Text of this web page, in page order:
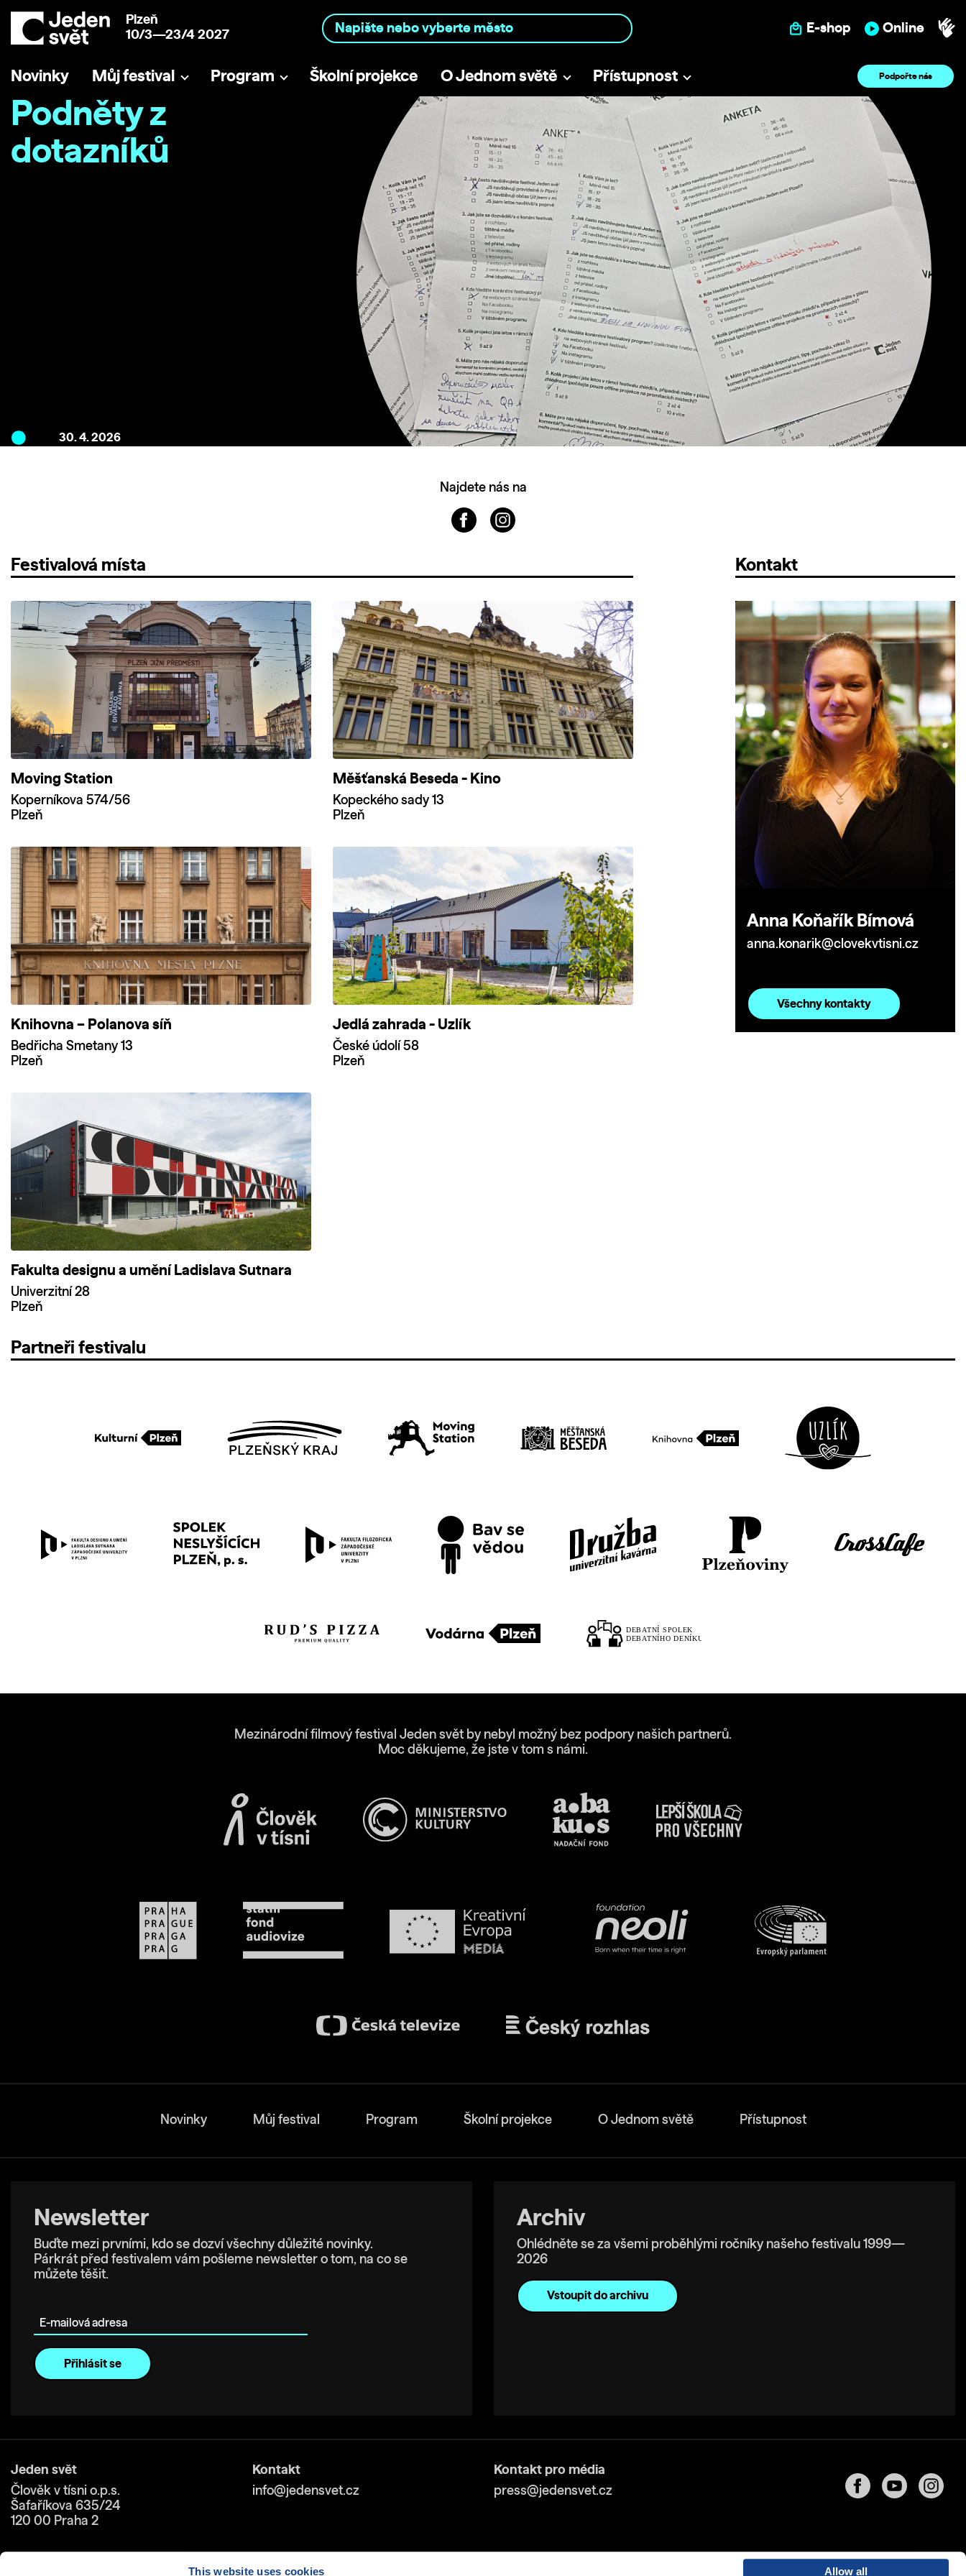
This website uses cookies Allow all
Plzeň
10/3—23/4 2027
E-shop Online
Novinky Můj festival Program Školní projekce O Jednom světě Přístupnost Podpořte nás
Podněty z
dotazníků
30. 4. 2026
Najdete nás na
Festivalová místa
Moving Station
Koperníkova 574/56
Plzeň
Měšťanská Beseda - Kino
Kopeckého sady 13
Plzeň
Knihovna – Polanova síň
Bedřicha Smetany 13
Plzeň
Jedlá zahrada - Uzlík
České údolí 58
Plzeň
Fakulta designu a umění Ladislava Sutnara
Univerzitní 28
Plzeň
Kontakt
Anna Koňařík Bímová
anna.konarik@clovekvtisni.cz
Všechny kontakty
Partneři festivalu
Mezinárodní filmový festival Jeden svět by nebyl možný bez podpory našich partnerů.
Moc děkujeme, že jste v tom s námi.
Novinky Můj festival Program Školní projekce O Jednom světě Přístupnost
Newsletter
Buďte mezi prvními, kdo se dozví všechny důležité novinky.
Párkrát před festivalem vám pošleme newsletter o tom, na co se
můžete těšit.
Archiv
Ohlédněte se za všemi proběhlými ročníky našeho festivalu 1999—
2026
Vstoupit do archivu
Jeden svět
Člověk v tísni o.p.s.
Šafaříkova 635/24
120 00 Praha 2
Kontakt
info@jedensvet.cz
Kontakt pro média
press@jedensvet.cz